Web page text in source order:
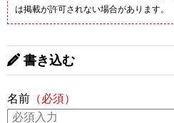
は掲載が許可されない場合があります。
書き込む
名前 （必須）